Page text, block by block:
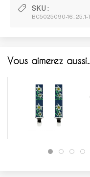
SKU :
BC5025090-16_25.1-
Vous aimerez